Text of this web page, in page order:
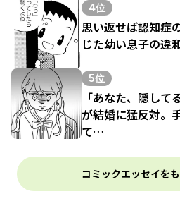
4位
思い返せば認知症
じた幼い息子の違
5位
「あなた、隠し
が結婚に猛反対。
て…
コミックエッセイを